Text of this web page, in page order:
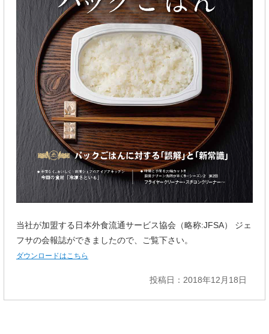
当社が加盟する日本外食流通サービス協会（略称:JFSA） ジェ
フサの会報誌ができましたので、ご覧下さい。
ダウンロードはこちら
投稿日：2018年12月18日